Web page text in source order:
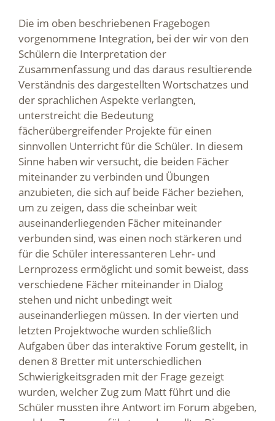
Die im oben beschriebenen Fragebogen
vorgenommene Integration, bei der wir von den
Schülern die Interpretation der
Zusammenfassung und das daraus resultierende
Verständnis des dargestellten Wortschatzes und
der sprachlichen Aspekte verlangten,
unterstreicht die Bedeutung
fächerübergreifender Projekte für einen
sinnvollen Unterricht für die Schüler. In diesem
Sinne haben wir versucht, die beiden Fächer
miteinander zu verbinden und Übungen
anzubieten, die sich auf beide Fächer beziehen,
um zu zeigen, dass die scheinbar weit
auseinanderliegenden Fächer miteinander
verbunden sind, was einen noch stärkeren und
für die Schüler interessanteren Lehr- und
Lernprozess ermöglicht und somit beweist, dass
verschiedene Fächer miteinander in Dialog
stehen und nicht unbedingt weit
auseinanderliegen müssen. In der vierten und
letzten Projektwoche wurden schließlich
Aufgaben über das interaktive Forum gestellt, in
denen 8 Bretter mit unterschiedlichen
Schwierigkeitsgraden mit der Frage gezeigt
wurden, welcher Zug zum Matt führt und die
Schüler mussten ihre Antwort im Forum abgeben,